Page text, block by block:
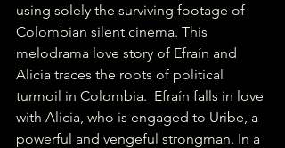
using solely the surviving footage of
Colombian silent cinema. This
melodrama love story of Efraín and
Alicia traces the roots of political
turmoil in Colombia.  Efraín falls in love
with Alicia, who is engaged to Uribe, a
powerful and vengeful strongman. In a